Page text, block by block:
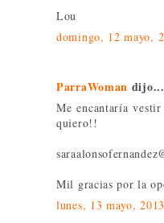
Lou
domingo, 12 mayo,
ParraWoman dijo...
Me encantaría
quiero!!
Mil gracias por la
lunes, 13 mayo, 2013